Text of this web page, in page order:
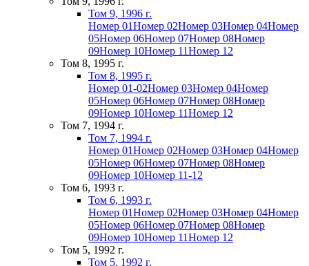
Том 9, 1996 г.
Номер 01Номер 02Номер 03Номер 04Номер
05Номер 06Номер 07Номер 08Номер
09Номер 10Номер 11Номер 12
Том 8, 1995 г.
Том 8, 1995 г.
Номер 01-02Номер 03Номер 04Номер
05Номер 06Номер 07Номер 08Номер
09Номер 10Номер 11Номер 12
Том 7, 1994 г.
Том 7, 1994 г.
Номер 01Номер 02Номер 03Номер 04Номер
05Номер 06Номер 07Номер 08Номер
09Номер 10Номер 11-12
Том 6, 1993 г.
Том 6, 1993 г.
Номер 01Номер 02Номер 03Номер 04Номер
05Номер 06Номер 07Номер 08Номер
09Номер 10Номер 11Номер 12
Том 5, 1992 г.
Том 5, 1992 г.